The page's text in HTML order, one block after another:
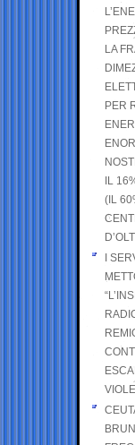
LA
PER
IL
(IL
I